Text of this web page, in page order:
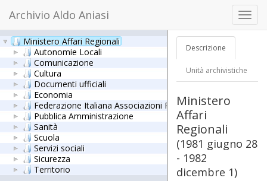
Archivio Aldo Aniasi
Ministero Affari Regionali
Autonomie Locali
Comunicazione
Cultura
Documenti ufficiali
Economia
Federazione Italiana Associazioni Partigiane - FIAP
Pubblica Amministrazione
Sanità
Scuola
Servizi sociali
Sicurezza
Territorio
Descrizione
Unità archivistiche
Ministero
Affari
Regionali
(1981 giugno 28
- 1982
dicembre 1)